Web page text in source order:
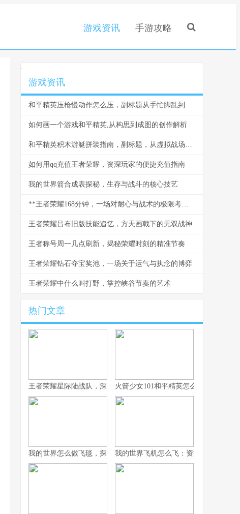
游戏资讯 手游攻略
.
游戏资讯
和平精英压枪慢动作怎么压，副标题从手忙脚乱到弹道如丝
如何画一个游戏和平精英,从构思到成图的创作解析
和平精英积木游艇拼装指南，副标题，从虚拟战场到实体模型的创意航行
如何用qq充值王者荣耀，资深玩家的便捷充值指南
我的世界箭合成表探秘，生存与战斗的核心技艺
**王者荣耀168分钟，一场对耐心与战术的极限考验**
王者荣耀吕布旧版技能追忆，方天画戟下的无双战神
王者称号周一几点刷新，揭秘荣耀时刻的精准节奏
王者荣耀钻石夺宝奖池，一场关于运气与执念的博弈
王者荣耀中什么叫打野，掌控峡谷节奏的艺术
热门文章
王者荣耀星际陆战队，深空战场的新纪元启航火箭少女101和平精英怎么获得，联动
我的世界怎么做飞毯，探索方块之上的奇幻飞行，副标题，红石与
我的世界飞机怎么飞：资深玩家的飞行